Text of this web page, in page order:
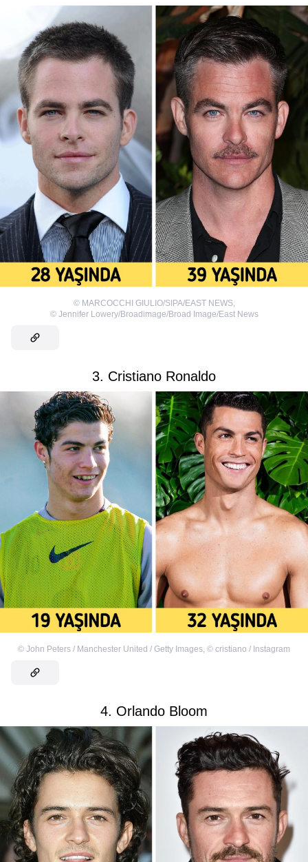
© MARCOCCHI GIULIO/SIPA/EAST NEWS,
© Jennifer Lowery/Broadimage/Broad Image/East News
3. Cristiano Ronaldo
© John Peters / Manchester United / Getty Images, © cristiano / Instagram
4. Orlando Bloom